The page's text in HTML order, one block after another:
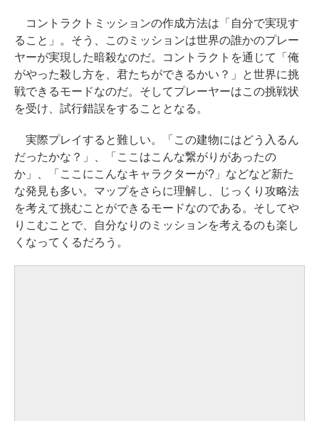
コントラクトミッションの作成方法は「自分で実現す
ること」。そう、このミッションは世界の誰かのプレー
ヤーが実現した暗殺なのだ。コントラクトを通じて「俺
がやった殺し方を、君たちができるかい？」と世界に挑
戦できるモードなのだ。そしてプレーヤーはこの挑戦状
を受け、試行錯誤をすることとなる。
実際プレイすると難しい。「この建物にはどう入るん
だったかな？」、「ここはこんな繋がりがあったの
か」、「ここにこんなキャラクターが?」などなど新た
な発見も多い。マップをさらに理解し、じっくり攻略法
を考えて挑むことができるモードなのである。そしてや
りこむことで、自分なりのミッションを考えるのも楽し
くなってくるだろう。